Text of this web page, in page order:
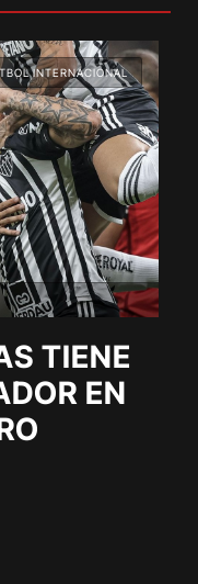
INTERNACIONAL
TIENE
EN